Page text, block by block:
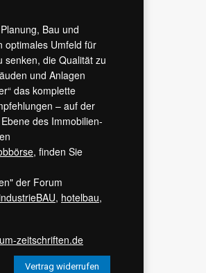
Bau und
optimales Umfeld für
senken, die Qualität zu
und Anlagen
das komplette
– auf der
des Immobilien-
, finden Sie
der Forum
, hotelbau,
zeitschriften.de
Vertrag widerrufen